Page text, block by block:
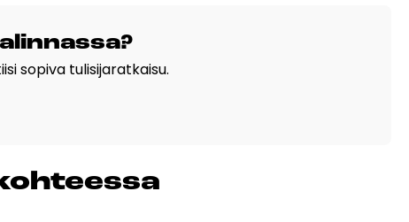
sopiva tulisijaratkaisu.